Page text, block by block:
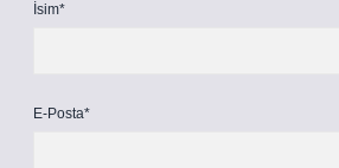
İsim*
E-Posta*